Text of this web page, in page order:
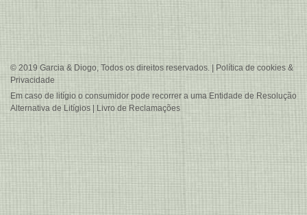
© 2019 Garcia & Diogo, Todos os direitos reservados. | Política de cookies &
Privacidade
Em caso de litígio o consumidor pode recorrer a uma Entidade de Resolução
Alternativa de Litígios | Livro de Reclamações